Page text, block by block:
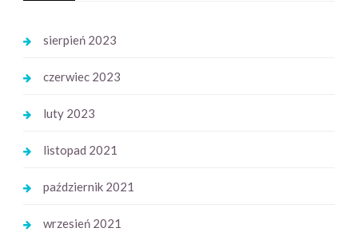
sierpień 2023
czerwiec 2023
luty 2023
listopad 2021
październik 2021
wrzesień 2021